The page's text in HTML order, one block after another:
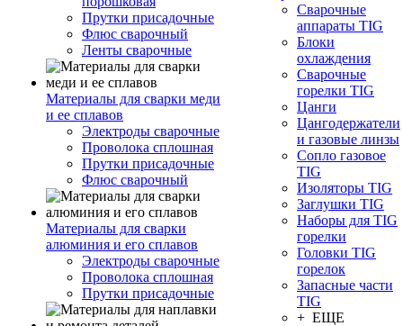
Прутки присадочные
Флюс сварочный
Ленты сварочные
Материалы для сварки меди
и ее сплавов
Электроды сварочные
Проволока сплошная
Прутки присадочные
Флюс сварочный
Материалы для сварки
алюминия и его сплавов
Электроды сварочные
Проволока сплошная
Прутки присадочные
Сварочные
аппараты TIG
Блоки
охлаждения
Сварочные
горелки TIG
Цанги
Цангодержатели
и газовые линзы
Сопло газовое
TIG
Изоляторы TIG
Заглушки TIG
Наборы для TIG
горелки
Головки TIG
горелок
Запасные части
TIG
+ ЕЩЕ